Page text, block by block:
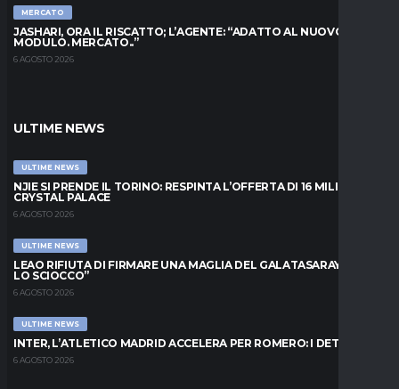
MERCATO
JASHARI, ORA IL RISCATTO; L’AGENTE: “ADATTO AL NUOVO
MODULO. MERCATO..”
6 AGOSTO 2026
ULTIME NEWS
ULTIME NEWS
NJIE SI PRENDE IL TORINO: RESPINTA L’OFFERTA DI 16 MILIONI DAL
CRYSTAL PALACE
6 AGOSTO 2026
ULTIME NEWS
LEAO RIFIUTA DI FIRMARE UNA MAGLIA DEL GALATASARAY: “FAI
LO SCIOCCO”
6 AGOSTO 2026
ULTIME NEWS
INTER, L’ATLETICO MADRID ACCELERA PER ROMERO: I DETTAGLI
6 AGOSTO 2026